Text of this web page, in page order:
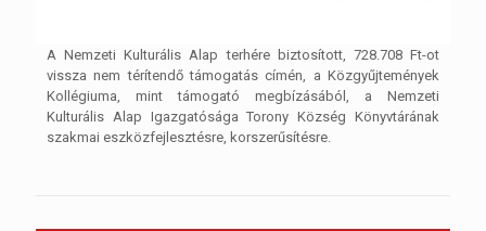
A Nemzeti Kulturális Alap terhére biztosított, 728.708 Ft-ot
vissza nem térítendő támogatás címén, a Közgyűjtemények
Kollégiuma, mint támogató megbízásából, a Nemzeti
Kulturális Alap Igazgatósága Torony Község Könyvtárának
szakmai eszközfejlesztésre, korszerűsítésre.